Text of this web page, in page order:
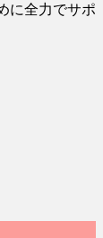
に全力でサポ